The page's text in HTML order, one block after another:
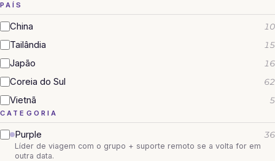
PAÍS
China 10
Tailândia 15
Japão 16
Coreia do Sul 62
Vietnã 5
CATEGORIA
Purple 36
Líder de viagem com o grupo + suporte remoto se a volta for em
outra data.